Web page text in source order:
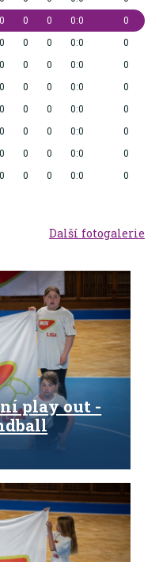
0 0 0 0:0
0
0 0 0 0:0
0
0 0 0 0:0
0
0 0 0 0:0
0
0 0 0 0:0
0
0 0 0 0:0
0
0 0 0 0:0
0
0 0 0 0:0 0
Další fotogalerie
play out -